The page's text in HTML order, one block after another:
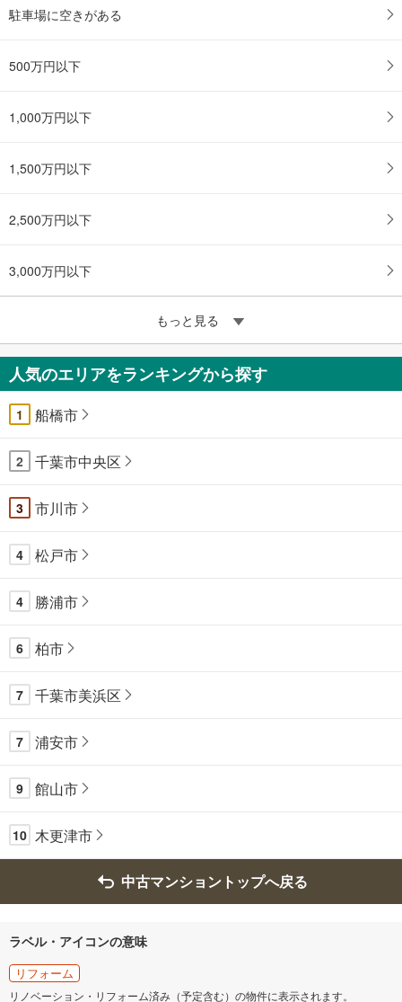
駐車場に空きがある
500万円以下
1,000万円以下
1,500万円以下
2,500万円以下
3,000万円以下
もっと見る
人気のエリアをランキングから探す
1 船橋市
2 千葉市中央区
3 市川市
4 松戸市
4 勝浦市
6 柏市
7 千葉市美浜区
7 浦安市
9 館山市
10 木更津市
中古マンショントップへ戻る
ラベル・アイコンの意味
リフォーム
リノベーション・リフォーム済み（予定含む）の物件に表示されます。